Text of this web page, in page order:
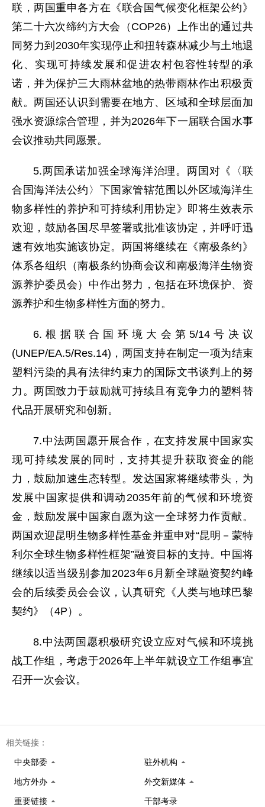
联，两国重申各方在《联合国气候变化框架公约》
第二十六次缔约方大会（COP26）上作出的通过共
同努力到2030年实现停止和扭转森林减少与土地退
化、实现可持续发展和促进农村包容性转型的承
诺，并为保护三大雨林盆地的热带雨林作出积极贡
献。两国还认识到需要在地方、区域和全球层面加
强水资源综合管理，并为2026年下一届联合国水事
会议推动共同愿景。
5.两国承诺加强全球海洋治理。两国对《〈联
合国海洋法公约〉下国家管辖范围以外区域海洋生
物多样性的养护和可持续利用协定》即将生效表示
欢迎，鼓励各国尽早签署或批准该协定，并呼吁迅
速有效地实施该协定。两国将继续在《南极条约》
体系各组织（南极条约协商会议和南极海洋生物资
源养护委员会）中作出努力，包括在环境保护、资
源养护和生物多样性方面的努力。
6.根据联合国环境大会第5/14号决议
(UNEP/EA.5/Res.14)，两国支持在制定一项为结束
塑料污染的具有法律约束力的国际文书谈判上的努
力。两国致力于鼓励就可持续且有竞争力的塑料替
代品开展研究和创新。
7.中法两国愿开展合作，在支持发展中国家实
现可持续发展的同时，支持其提升获取资金的能
力，鼓励加速生态转型。发达国家将继续带头，为
发展中国家提供和调动2035年前的气候和环境资
金，鼓励发展中国家自愿为这一全球努力作贡献。
两国欢迎昆明生物多样性基金并重申对“昆明－蒙特
利尔全球生物多样性框架”融资目标的支持。中国将
继续以适当级别参加2023年6月新全球融资契约峰
会的后续委员会会议，认真研究《人类与地球巴黎
契约》（4P）。
8.中法两国愿积极研究设立应对气候和环境挑
战工作组，考虑于2026年上半年就设立工作组事宜
召开一次会议。
相关链接：
中央部委 驻外机构
地方外办 外交新媒体
重要链接 干部考录